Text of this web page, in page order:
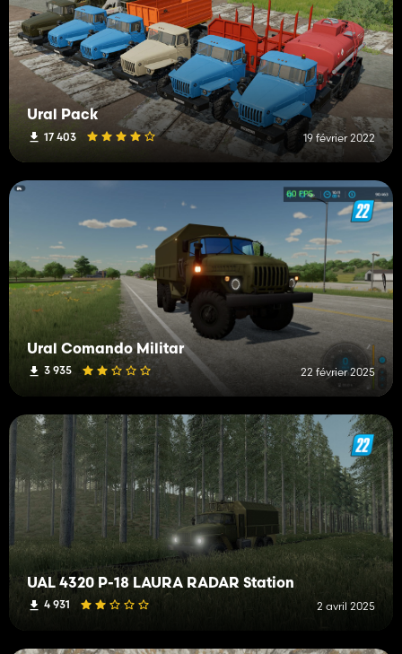
Ural Pack
17 403 19 février 2022
Ural Comando Militar
3 935 22 février 2025
UAL 4320 P-18 LAURA RADAR Station
4 931 2 avril 2025